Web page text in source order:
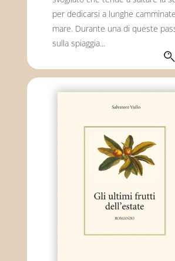
per dedicarsi a lunghe
mare. Durante una di queste
sulla spiaggia...